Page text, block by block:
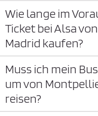
Wie lange im
Ticket bei Alsa
Madrid kaufen?
Muss ich mein
um von
reisen?